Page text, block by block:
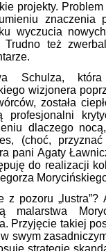
projekty.
znaczenia
wyczucia
Trudno też
Schulza, która
wizjonera
została
profesjonalni
dlaczego
(choć,
pani Agaty
do realizacji
z pozoru
malarstwa
Przyjęcie takiej
swym
strategie